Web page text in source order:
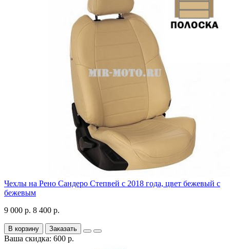
Чехлы на Рено Сандеро Степвей с 2018 года, цвет бежевый с
бежевым
9 000 р. 8 400 р.
В корзину Заказать
Ваша скидка: 600 р.